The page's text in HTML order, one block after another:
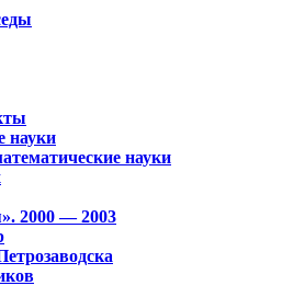
науки
науки
2000 — 2003